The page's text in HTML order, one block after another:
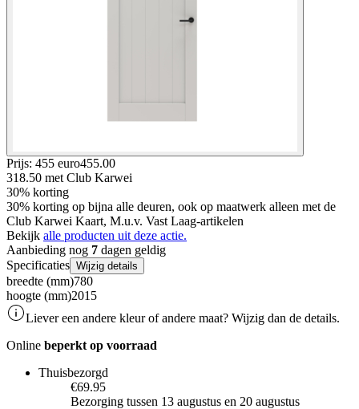
Prijs: 455 euro455.00
318.50 met Club Karwei
30% korting
30% korting op bijna alle deuren, ook op maatwerk alleen met de
Club Karwei Kaart, M.u.v. Vast Laag-artikelen
Bekijk alle producten uit deze actie.
Aanbieding nog 7 dagen geldig
Specificaties Wijzig details
breedte (mm)780
hoogte (mm)2015
Liever een andere kleur of andere maat? Wijzig dan de details.
Online beperkt op voorraad
Thuisbezorgd
€69.95
Bezorging tussen 13 augustus en 20 augustus